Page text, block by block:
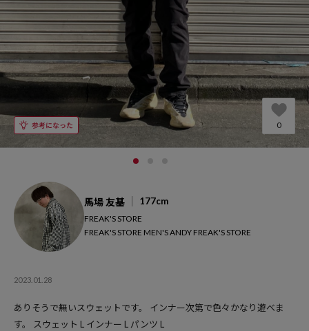
0
馬場 友基 177cm
FREAK'S STORE
FREAK'S STORE MEN'S ANDY FREAK'S STORE
2023.01.28
ありそうで無いスウェットです。 インナー次第で色々かなり遊べま
す。 スウェット L インナー L パンツ L